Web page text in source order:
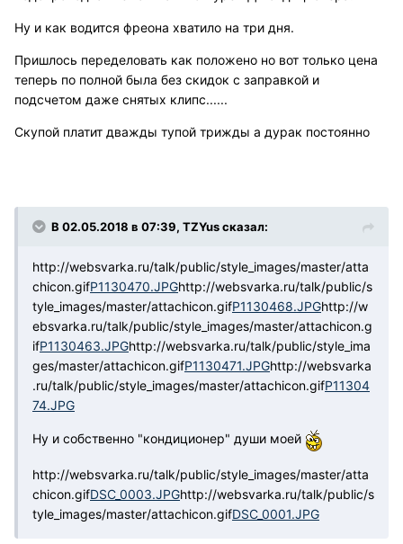
Ну и как водится фреона хватило на три дня.
Пришлось переделовать как положено но вот только цена
теперь по полной была без скидок с заправкой и
подсчетом даже снятых клипс......
Скупой платит дважды тупой трижды а дурак постоянно
В 02.05.2018 в 07:39, TZYus сказал:
http://websvarka.ru/talk/public/style_images/master/atta
chicon.gifP1130470.JPGhttp://websvarka.ru/talk/public/s
tyle_images/master/attachicon.gifP1130468.JPGhttp://w
ebsvarka.ru/talk/public/style_images/master/attachicon.g
ifP1130463.JPGhttp://websvarka.ru/talk/public/style_ima
ges/master/attachicon.gifP1130471.JPGhttp://websvarka
.ru/talk/public/style_images/master/attachicon.gifP11304
74.JPG
Ну и собственно "кондиционер" души моей
http://websvarka.ru/talk/public/style_images/master/atta
chicon.gifDSC_0003.JPGhttp://websvarka.ru/talk/public/s
tyle_images/master/attachicon.gifDSC_0001.JPG